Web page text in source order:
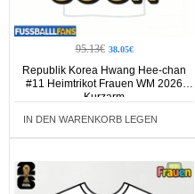
95.13€ 38.05€
Republik Korea Hwang Hee-chan
#11 Heimtrikot Frauen WM 2026
Kurzarm
IN DEN WARENKORB LEGEN